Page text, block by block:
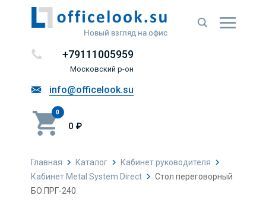
Новый взгляд на офис
+79111005959
Московский р-он
info@officelook.su
0
0 ₽
Главная Каталог
Кабинет руководителя
Кабинет Metal System Direct
Стол переговорный
БО.ПРГ-240